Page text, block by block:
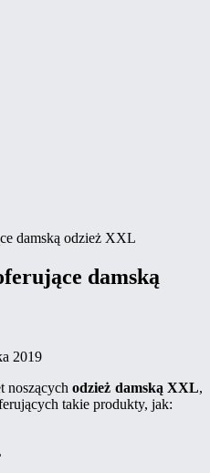
damską odzież XXL
damską
2019
noszącychodzież damską XXL,
takie produkty, jak: